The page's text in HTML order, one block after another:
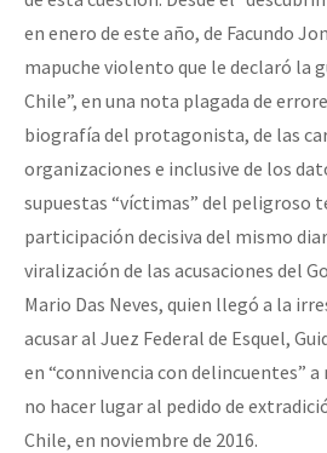
en enero de este año, de Facundo
mapuche violento que le declaró la
Chile”, en una nota plagada de
biografía del protagonista, de las
organizaciones e inclusive de los
supuestas “víctimas” del peligroso
participación decisiva del mismo
viralización de las acusaciones del
Mario Das Neves, quien llegó a la
acusar al Juez Federal de Esquel,
en “connivencia con delincuentes” a
no hacer lugar al pedido de
Chile, en noviembre de 2016.